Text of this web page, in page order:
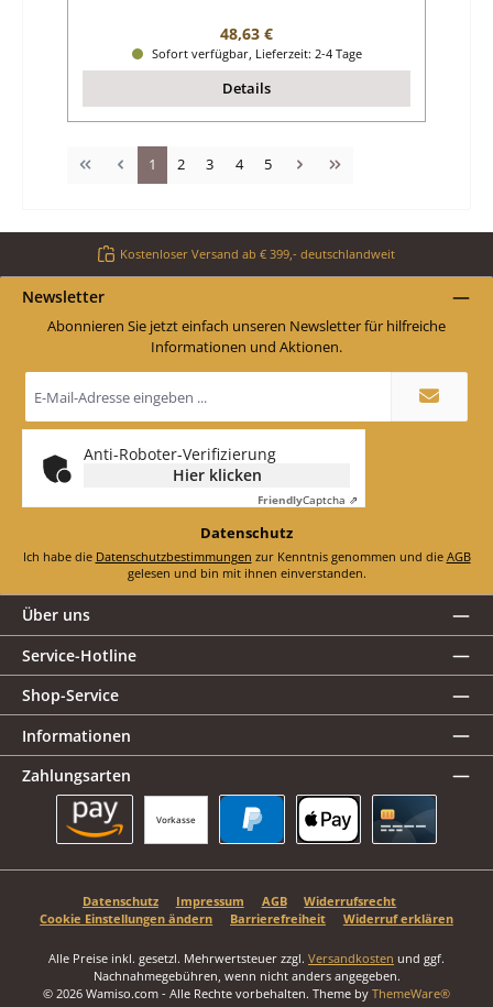
Regulärer Preis:
48,63 €
Sofort verfügbar, Lieferzeit: 2-4 Tage
Details
Seite
1 Seite
2 Seite
3 Seite
4 Seite
5
Kostenloser Versand ab € 399,- deutschlandweit
Newsletter
Abonnieren Sie jetzt einfach unseren Newsletter für hilfreiche
Informationen und Aktionen.
Mail-
Adresse
*
Anti-Roboter-Verifizierung
Hier klicken
FriendlyCaptcha ⇗
Datenschutz
Ich habe die Datenschutzbestimmungen zur Kenntnis genommen und die AGB
gelesen und bin mit ihnen einverstanden.
Über uns
Service-Hotline
Shop-Service
Informationen
Zahlungsarten
Vorkasse
Datenschutz Impressum AGB
Widerrufsrecht
Cookie Einstellungen ändern
Barrierefreiheit Widerruf erklären
Alle Preise inkl. gesetzl. Mehrwertsteuer zzgl. Versandkosten und ggf.
Nachnahmegebühren, wenn nicht anders angegeben.
© 2026 Wamiso.com - Alle Rechte vorbehalten. Theme by ThemeWare®